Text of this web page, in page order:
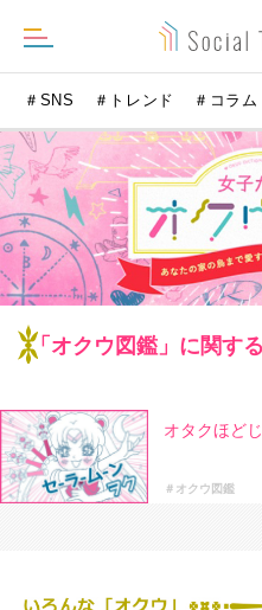
＃SNS ＃トレンド ＃コラム
「オクウ図鑑」に関す
オタクほど
＃オクウ図鑑